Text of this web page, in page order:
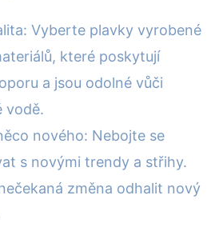
Vyberte plavky vyrobené
které poskytují
a jsou odolné vůči
vodě.
nového: Nebojte se
s novými trendy a střihy.
změna odhalit nový